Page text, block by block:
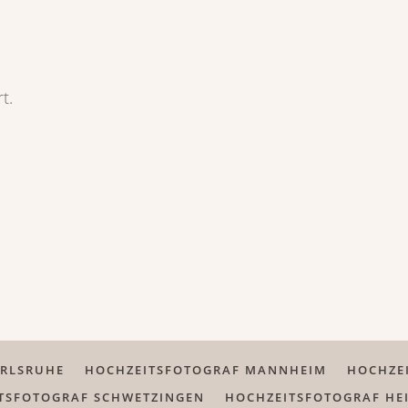
HOCHZEITSFOTOGRAF MANNHEIM
SCHWETZINGEN
HOCHZEITSFOTOGRAF